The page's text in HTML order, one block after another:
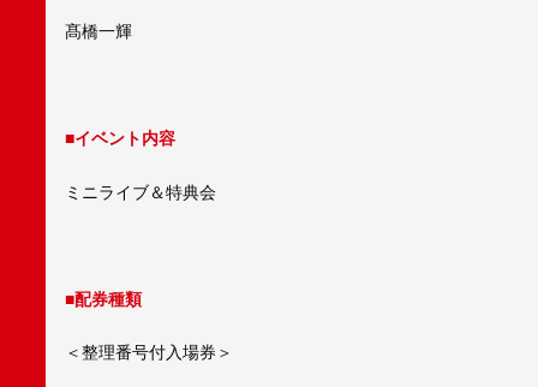
髙橋一輝
■イベント内容
ミニライブ＆特典会
■配券種類
＜整理番号付入場券＞